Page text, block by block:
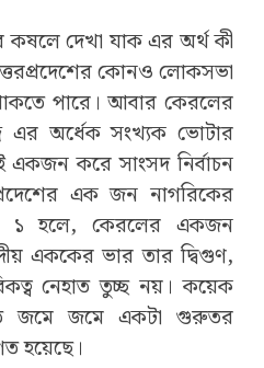
কষলে দেখা যাক এর অর্থ কী
কোনও লোকসভা
পারে। আবার কেরলের
এর অর্ধেক সংখ্যক ভোটার
একজন করে সাংসদ নির্বাচন
এক জন নাগরিকের
১ হলে, কেরলের একজন
এককের ভার তার দ্বিগুণ,
নেহাত তুচ্ছ নয়। কয়েক
জমে জমে একটা গুরুতর
হয়েছে।